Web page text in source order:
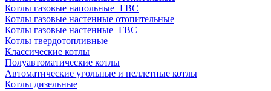
Котлы газовые напольные+ГВС
Котлы газовые настенные отопительные
Котлы газовые настенные+ГВС
Котлы твердотопливные
Классические котлы
Полуавтоматические котлы
Автоматические угольные и пеллетные котлы
Котлы дизельные